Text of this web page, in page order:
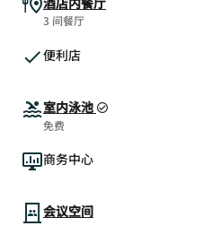
3 间餐厅
便利店
室内泳池
免费
商务中心
会议空间